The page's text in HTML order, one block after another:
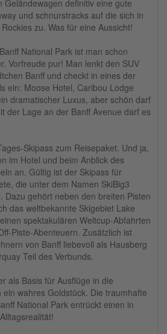
Geländewagen definitiv eine gute
und schnurstracks auf die sich in
zu. Was für eine Aussicht!
National Park ist man schon
Vorfreude pur! Man lenkt den SUV
Banff und checkt in eines der
ein: Moose Hotel, Caribou Lodge
dramatischer Luxus, aber schön darf
der Lage an der Banff Avenue darf es
Skipass zum Reisepaket. Und ja,
im Hotel und beim Anblick des
an. Gültig ist der Skipass für
die unter dem Namen SkiBig3
Dazu gehört neben den breiten Pisten
das weltbekannte Skigebiet Lake
spektakulären Weltcup-Abfahrten
Piste-Abenteuern. Zusätzlich ist
von Banff liebevoll als Hausberg
Teil des Verbunds.
als Basis für Ausflüge in die
wahres Goldstück. Die traumhafte
National Park entrückt einen in